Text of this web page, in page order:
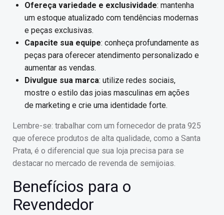
Ofereça variedade e exclusividade: mantenha
um estoque atualizado com tendências modernas
e peças exclusivas.
Capacite sua equipe: conheça profundamente as
peças para oferecer atendimento personalizado e
aumentar as vendas.
Divulgue sua marca: utilize redes sociais,
mostre o estilo das joias masculinas em ações
de marketing e crie uma identidade forte.
Lembre-se: trabalhar com um fornecedor de prata 925
que oferece produtos de alta qualidade, como a Santa
Prata, é o diferencial que sua loja precisa para se
destacar no mercado de revenda de semijoias.
Benefícios para o
Revendedor